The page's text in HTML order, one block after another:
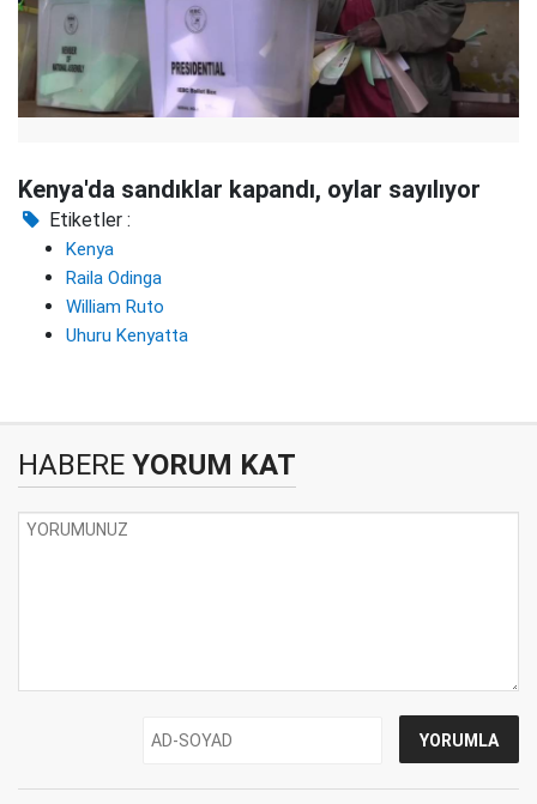
Kenya'da sandıklar kapandı, oylar sayılıyor
Etiketler :
Kenya
Raila Odinga
William Ruto
Uhuru Kenyatta
HABERE YORUM KAT